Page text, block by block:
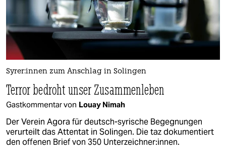
Sy­re­r:in­nen zum Anschlag in Solingen
Terror bedroht unser Zusammenleben
Gastkommentar von Louay Nimah
Der Verein Agora für deutsch-syrische Begegnungen
verurteilt das Attentat in Solingen. Die taz dokumentiert
den offenen Brief von 350 Unterzeichner:innen.